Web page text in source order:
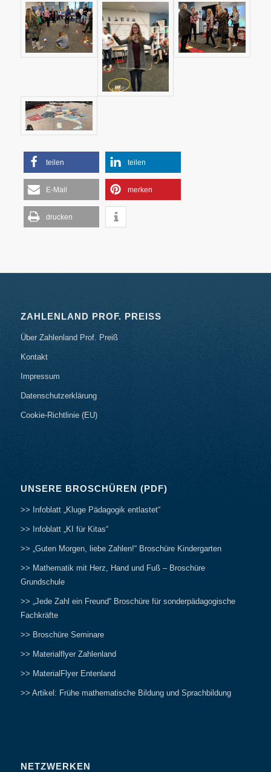
teilen teilen
E-Mail merken
drucken
ZAHLENLAND PROF. PREISS
Über Zahlenland Prof. Preiß
Kontakt
Impressum
Datenschutzerklärung
Cookie-Richtlinie (EU)
UNSERE BROSCHÜREN (PDF)
>> Infoblatt „Kluge Pädagogik entlastet“
>> Infoblatt „KI für Kitas“
>> „Guten Morgen, liebe Zahlen!“ Broschüre Kindergarten
>> Mathematik mit Herz, Hand und Fuß – Broschüre
Grundschule
>> „Jede Zahl ein Freund“ Broschüre für sonderpädagogische
Fachkräfte
>> Broschüre Seminare
>> Materialflyer Zahlenland
>> MaterialFlyer Entenland
>> Artikel: Frühe mathematische Bildung und Sprachbildung
NETZWERKEN